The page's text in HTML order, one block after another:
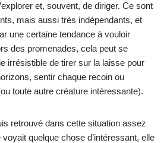
et, souvent, de diriger. Ce sont
mais aussi très indépendants, et
une certaine tendance à vouloir
des promenades, cela peut se
irrésistible de tirer sur la laisse pour
sentir chaque recoin ou
toute autre créature intéressante).
retrouvé dans cette situation assez
voyait quelque chose d’intéressant, elle